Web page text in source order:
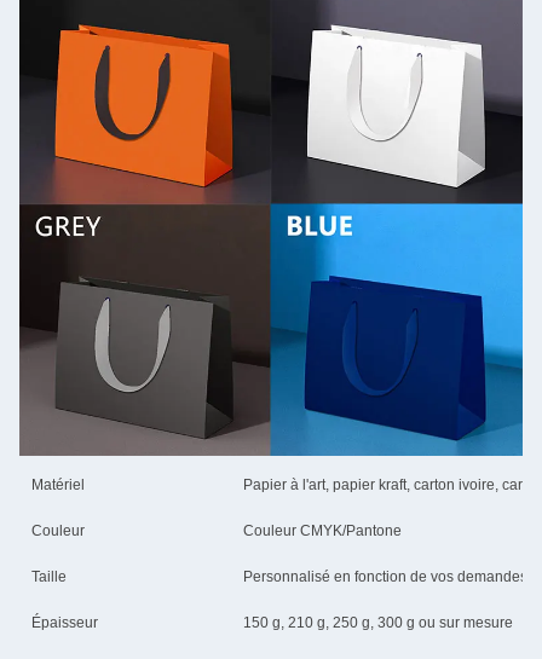
Matériel Papier à l'art, papier kraft, carton ivoire,
Couleur Couleur CMYK/Pantone
Taille Personnalisé en fonction de vos demandes
Épaisseur 150 g, 210 g, 250 g, 300 g ou sur mesure